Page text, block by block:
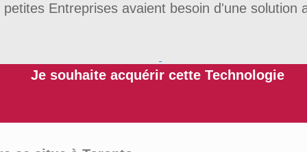
Entreprises avaient besoin d'une
Je souhaite acquérir cette Technologie